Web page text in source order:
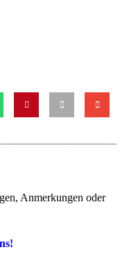
Anmerkungen oder